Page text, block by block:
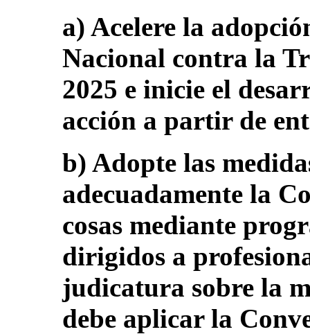
a) Acelere la
Nacional contra la
2025 e inicie el
acción a partir de
b) Adopte las
adecuadamente la
cosas mediante
dirigidos a
judicatura sobre la
debe aplicar la